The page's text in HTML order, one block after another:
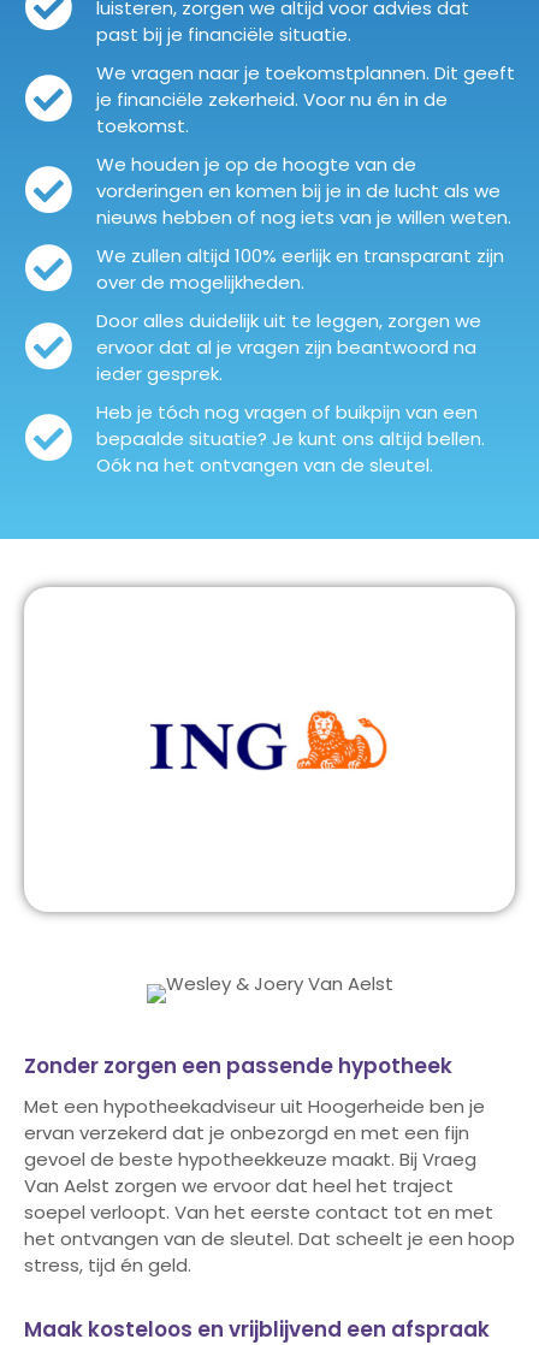
luisteren, zorgen we altijd voor advies dat
past bij je financiële situatie.
We vragen naar je toekomstplannen. Dit geeft
je financiële zekerheid. Voor nu én in de
toekomst.
We houden je op de hoogte van de
vorderingen en komen bij je in de lucht als we
nieuws hebben of nog iets van je willen weten.
We zullen altijd 100% eerlijk en transparant zijn
over de mogelijkheden.
Door alles duidelijk uit te leggen, zorgen we
ervoor dat al je vragen zijn beantwoord na
ieder gesprek.
Heb je tóch nog vragen of buikpijn van een
bepaalde situatie? Je kunt ons altijd bellen.
Oók na het ontvangen van de sleutel.
Zonder zorgen een passende hypotheek
Met een hypotheekadviseur uit Hoogerheide ben je
ervan verzekerd dat je onbezorgd en met een fijn
gevoel de beste hypotheekkeuze maakt. Bij Vraeg
Van Aelst zorgen we ervoor dat heel het traject
soepel verloopt. Van het eerste contact tot en met
het ontvangen van de sleutel. Dat scheelt je een hoop
stress, tijd én geld.
Maak kosteloos en vrijblijvend een afspraak